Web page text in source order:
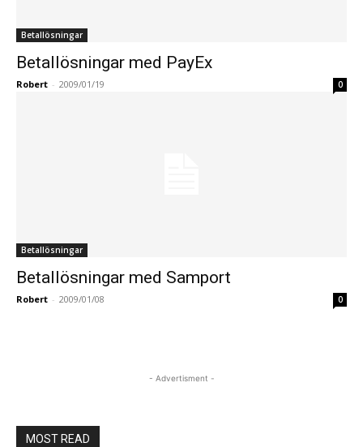
Betallösningar
Betallösningar med PayEx
Robert - 2009/01/19 0
Betallösningar
Betallösningar med Samport
Robert - 2009/01/08 0
- Advertisment -
MOST READ